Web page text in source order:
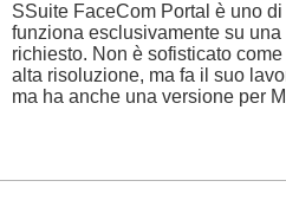
SSuite FaceCom Portal è uno
funziona esclusivamente su
richiesto. Non è sofisticato
alta risoluzione, ma fa il suo
ma ha anche una versione per